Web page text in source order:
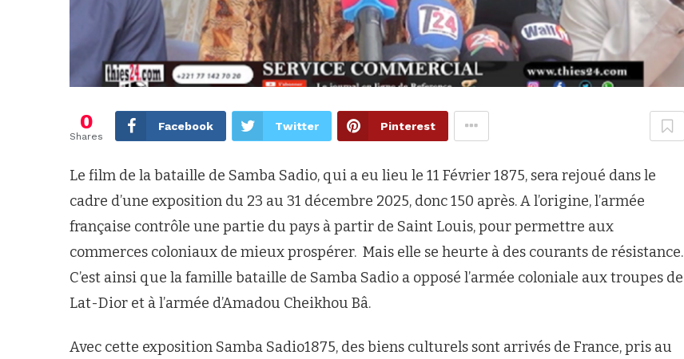
0
Shares
Facebook Twitter Pinterest
Le film de la bataille de Samba Sadio, qui a eu lieu le 11 Février 1875, sera rejoué dans le
cadre d’une exposition du 23 au 31 décembre 2025, donc 150 après. A l’origine, l’armée
française contrôle une partie du pays à partir de Saint Louis, pour permettre aux
commerces coloniaux de mieux prospérer. Mais elle se heurte à des courants de résistance.
C’est ainsi que la famille bataille de Samba Sadio a opposé l’armée coloniale aux troupes de
Lat-Dior et à l’armée d’Amadou Cheikhou Bâ.
Avec cette exposition Samba Sadio1875, des biens culturels sont arrivés de France, pris au